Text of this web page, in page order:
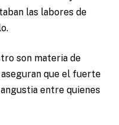
las labores de
son materia de
que el fuerte
entre quienes